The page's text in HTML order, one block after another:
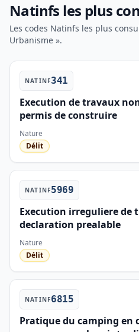
Natinfs les plus
Les codes Natinfs les plus
Urbanisme ».
NATINF341
Execution de travaux
permis de construire
Nature
Délit
NATINF5969
Execution irreguliere de
declaration prealable
Nature
Délit
NATINF6815
Pratique du camping en